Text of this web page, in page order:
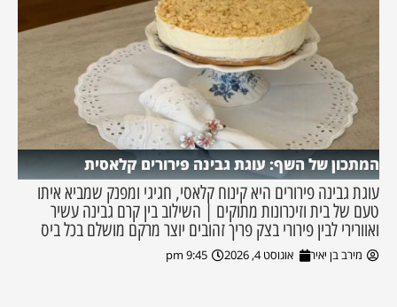
המתכון של השף: עוגת גבינה פירורים קלאסית
עוגת גבינה פירורים היא קינוח קלאסי, חגיגי ומפנק שמביא איתו
טעם של בית וזיכרונות מתוקים | השילוב בין קרם גבינה עשיר
ואוורירי לבין פירורי בצק פריך זהובים יוצר מרקם מושלם בכל ביס
מירב בן יאיר אוגוסט 4, 2026 9:45 pm